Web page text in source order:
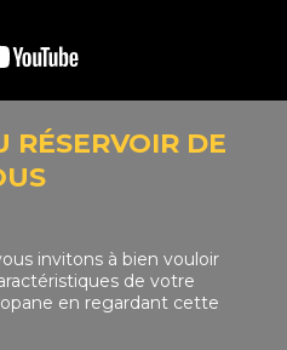
RÉSERVOIR DE
invitons à bien vouloir
de votre
en regardant cette